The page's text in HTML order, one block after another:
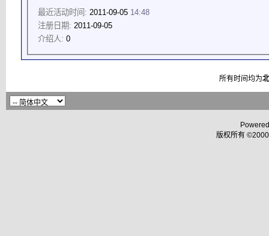
最近活动时间: 2011-09-05 14:48
注册日期: 2011-09-05
介绍人: 0
所有时间均为
版权所有